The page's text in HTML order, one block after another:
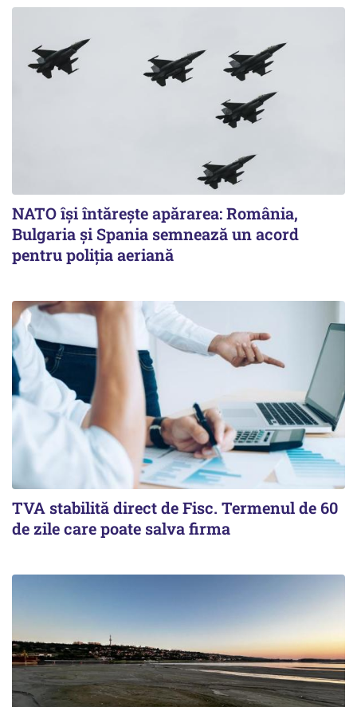
NATO își întărește apărarea: România,
Bulgaria și Spania semnează un acord
pentru poliția aeriană
TVA stabilită direct de Fisc. Termenul de 60
de zile care poate salva firma